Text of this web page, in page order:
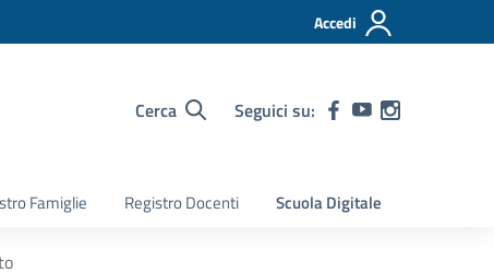
Accedi
Cerca Seguici su:
Famiglie Registro Docenti Scuola Digitale